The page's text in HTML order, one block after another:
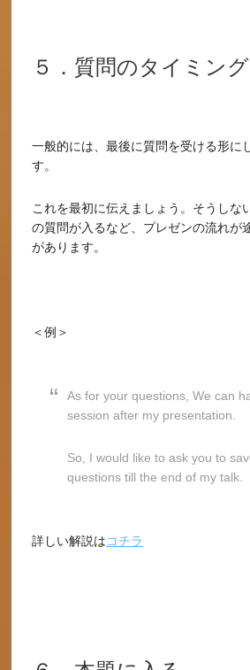
５．質問のタイミン
一般的には、最後に質問を受ける形に
す。
これを最初に伝えましょう。そうしな
の質問が入るなど、プレゼンの流れが
があります。
＜例＞
As for your questions, We can
session after my presentation.
So, I would like to ask you to
questions till the end of my talk.
詳しい解説はコチラ